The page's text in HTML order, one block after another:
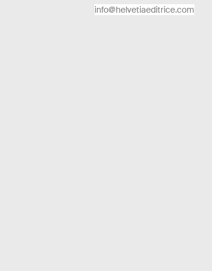
info@helvetiaeditrice.com